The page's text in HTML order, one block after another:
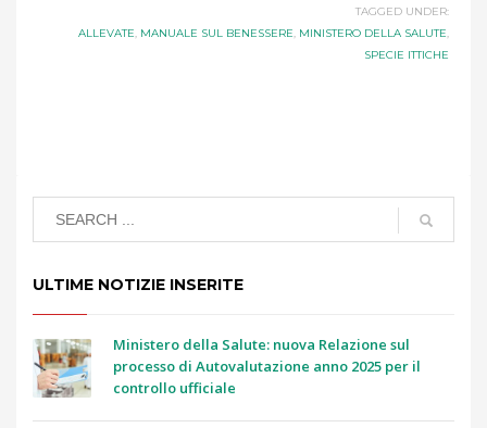
TAGGED UNDER:
ALLEVATE, MANUALE SUL BENESSERE, MINISTERO DELLA SALUTE,
SPECIE ITTICHE
ULTIME NOTIZIE INSERITE
Ministero della Salute: nuova Relazione sul
processo di Autovalutazione anno 2025 per il
controllo ufficiale